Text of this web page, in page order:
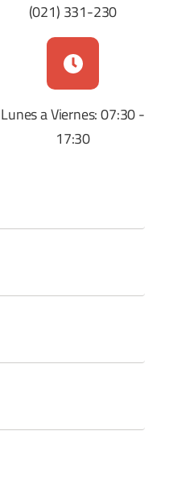
(021) 331-230
Lunes a Viernes: 07:30 -
17:30